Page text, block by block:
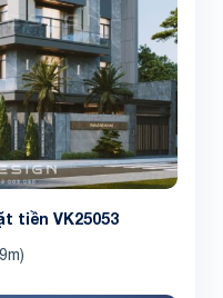
tiền VK25053